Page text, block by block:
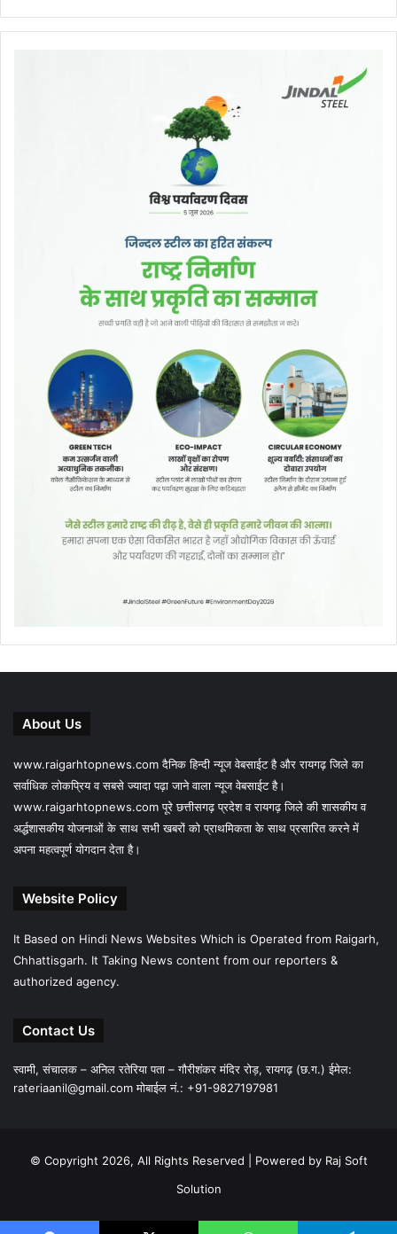
About Us
www.raigarhtopnews.com दैनिक हिन्दी न्यूज वेबसाईट है और रायगढ़ जिले का
सर्वाधिक लोकप्रिय व सबसे ज्यादा पढ़ा जाने वाला न्यूज वेबसाईट है।
www.raigarhtopnews.com पूरे छत्तीसगढ़ प्रदेश व रायगढ़ जिले की शासकीय व
अर्द्धशासकीय योजनाओं के साथ सभी खबरों को प्राथमिकता के साथ प्रसारित करने में
अपना महत्वपूर्ण योगदान देता है।
Website Policy
It Based on Hindi News Websites Which is Operated from Raigarh,
Chhattisgarh. It Taking News content from our reporters &
authorized agency.
Contact Us
स्वामी, संचालक – अनिल रतेरिया पता – गौरीशंकर मंदिर रोड़, रायगढ़ (छ.ग.) ईमेल:
rateriaanil@gmail.comमोबाईल नं.: +91-9827197981
© Copyright 2026, All Rights Reserved | Powered by Raj Soft
Solution